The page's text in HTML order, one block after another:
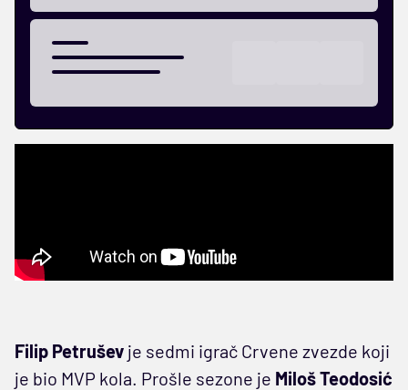
Filip Petrušev je sedmi igrač Crvene zvezde koji
je bio MVP kola. Prošle sezone je Miloš Teodosić